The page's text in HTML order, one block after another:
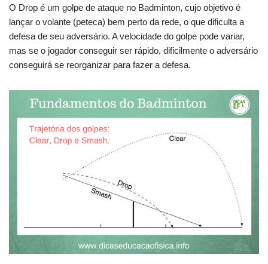
O Drop é um golpe de ataque no Badminton, cujo objetivo é
lançar o volante (peteca) bem perto da rede, o que dificulta a
defesa de seu adversário. A velocidade do golpe pode variar,
mas se o jogador conseguir ser rápido, dificilmente o adversário
conseguirá se reorganizar para fazer a defesa.